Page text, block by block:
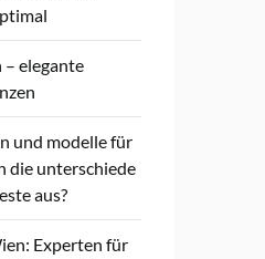
elegante
und modelle für
die unterschiede
aus?
Experten für